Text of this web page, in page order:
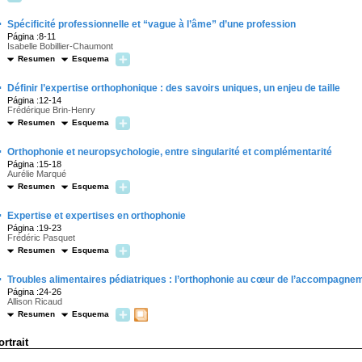
Spécificité professionnelle et “vague à l’âme” d’une profession
Página :8-11
Isabelle Bobillier-Chaumont
Resumen Esquema
Définir l’expertise orthophonique : des savoirs uniques, un enjeu de taille
Página :12-14
Frédérique Brin-Henry
Resumen Esquema
Orthophonie et neuropsychologie, entre singularité et complémentarité
Página :15-18
Aurélie Marqué
Resumen Esquema
Expertise et expertises en orthophonie
Página :19-23
Frédéric Pasquet
Resumen Esquema
Troubles alimentaires pédiatriques : l’orthophonie au cœur de
Página :24-26
Allison Ricaud
Resumen Esquema